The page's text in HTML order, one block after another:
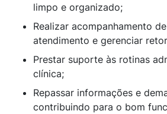
limpo e organizado;
Realizar acompanhamento
atendimento e gerenciar
Prestar suporte às rotinas
clínica;
Repassar informações e
contribuindo para o bom